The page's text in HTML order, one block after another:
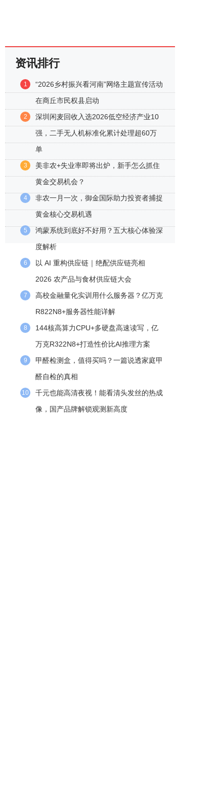
资讯排行
1
“2026乡村振兴看河南”网络主题宣传活动
在商丘市民权县启动
2
深圳闲麦回收入选2026低空经济产业10
强，二手无人机标准化累计处理超60万
单
3
美非农+失业率即将出炉，新手怎么抓住
黄金交易机会？
4
非农一月一次，御金国际助力投资者捕捉
黄金核心交易机遇
5
鸿蒙系统到底好不好用？五大核心体验深
度解析
6
以 AI 重构供应链｜绝配供应链亮相
2026 农产品与食材供应链大会
7
高校金融量化实训用什么服务器？亿万克
R822N8+服务器性能详解
8
144核高算力CPU+多硬盘高速读写，亿
万克R322N8+打造性价比AI推理方案
9
甲醛检测盒，值得买吗？一篇说透家庭甲
醛自检的真相
10
千元也能高清夜视！能看清头发丝的热成
像，国产品牌解锁观测新高度